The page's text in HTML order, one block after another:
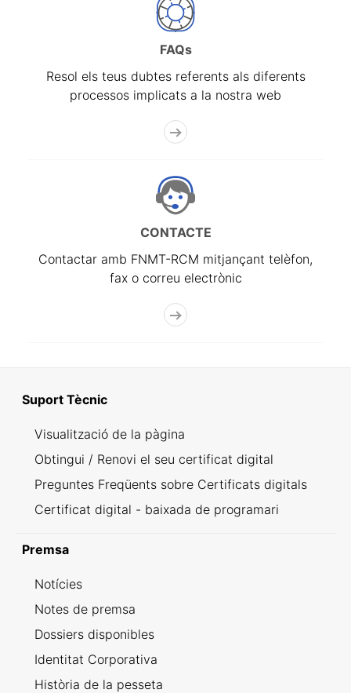
FAQs
Resol els teus dubtes referents als diferents
processos implicats a la nostra web
CONTACTE
Contactar amb FNMT-RCM mitjançant telèfon,
fax o correu electrònic
Suport Tècnic
Visualització de la pàgina
Obtingui / Renovi el seu certificat digital
Preguntes Freqüents sobre Certificats digitals
Certificat digital - baixada de programari
Premsa
Notícies
Notes de premsa
Dossiers disponibles
Identitat Corporativa
Història de la pesseta